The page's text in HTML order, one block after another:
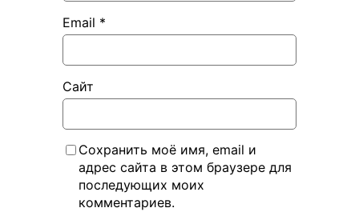
Email *
Сайт
Сохранить моё имя, email и
адрес сайта в этом браузере для
последующих моих
комментариев.